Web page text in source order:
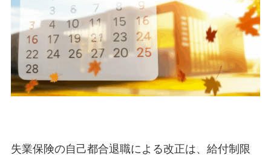
失業保険の自己都合退職による改正は、給付制限